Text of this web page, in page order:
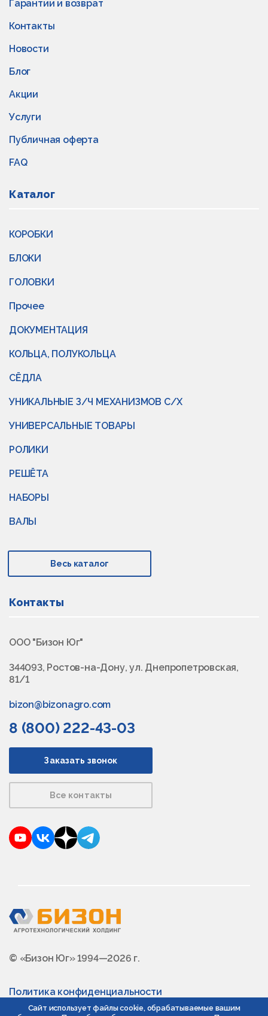
Гарантии и возврат
Контакты
Новости
Блог
Акции
Услуги
Публичная оферта
FAQ
Каталог
КОРОБКИ
БЛОКИ
ГОЛОВКИ
Прочее
ДОКУМЕНТАЦИЯ
КОЛЬЦА, ПОЛУКОЛЬЦА
СЁДЛА
УНИКАЛЬНЫЕ З/Ч МЕХАНИЗМОВ С/Х
УНИВЕРСАЛЬНЫЕ ТОВАРЫ
РОЛИКИ
РЕШЁТА
НАБОРЫ
ВАЛЫ
Весь каталог
Контакты
ООО "Бизон Юг"
344093, Ростов-на-Дону, ул. Днепропетровская,
81/1
bizon@bizonagro.com
8 (800) 222-43-03
Заказать звонок
Все контакты
YouTubeVKontakte
DzenTelegram
© «Бизон Юг» 1994—2026 г.
Политика конфиденциальности
Сайт использует файлы cookie, обрабатываемые вашим